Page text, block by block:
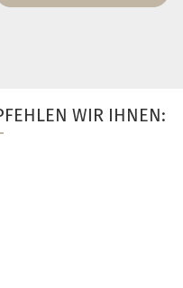
WIR IHNEN: